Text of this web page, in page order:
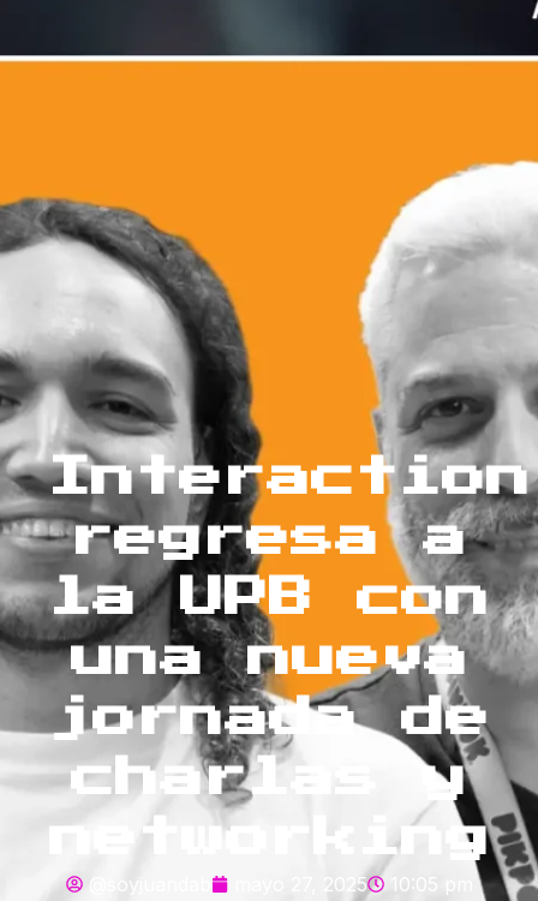
Interaction
regresa a
la UPB con
una nueva
jornada de
charlas y
networking
@soyjuandab mayo 27, 2025 10:05 pm